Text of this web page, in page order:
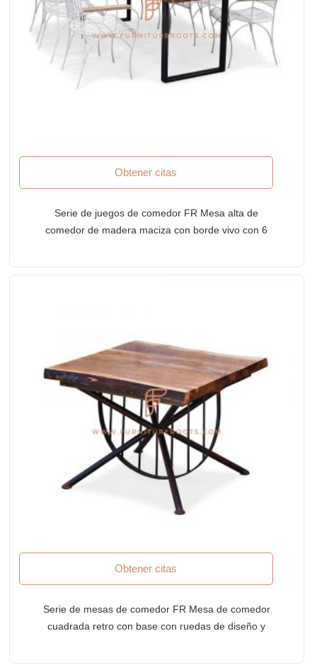
Obtener citas
Serie de juegos de comedor FR Mesa alta de
comedor de madera maciza con borde vivo con 6
Obtener citas
Serie de mesas de comedor FR Mesa de comedor
cuadrada retro con base con ruedas de diseño y